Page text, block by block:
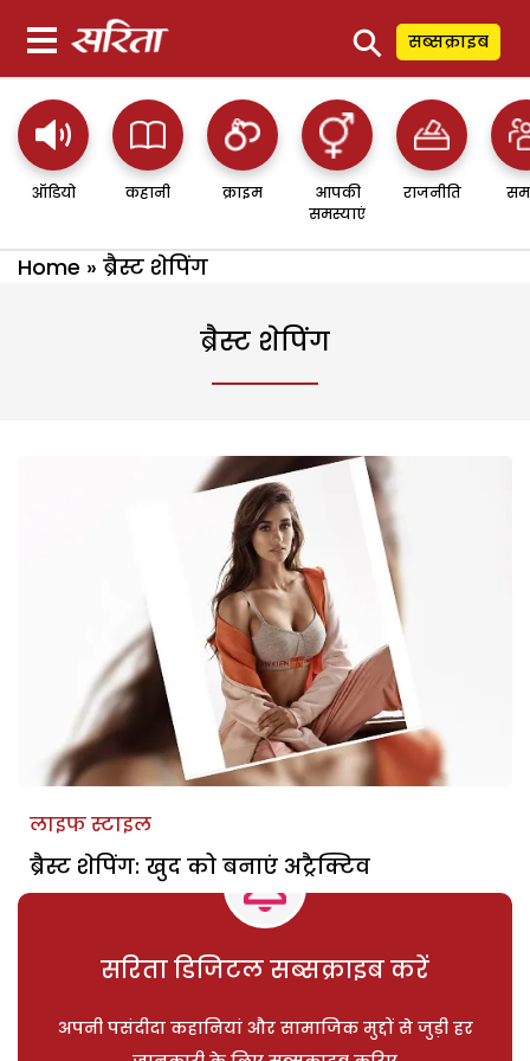
⚲ सब्सक्राइब
ऑडियो कहानी क्राइम
आपकी
समस्याएं
राजनीति
Home » ब्रैस्ट शेपिंग
ब्रैस्ट शेपिंग
लाइफ स्टाइल
ब्रैस्ट शेपिंग: खुद को बनाएं अट्रैक्टिव
सरिता डिजिटल सब्सक्राइब करें
अपनी पसंदीदा कहानियां और सामाजिक मुद्दों से जुड़ी हर